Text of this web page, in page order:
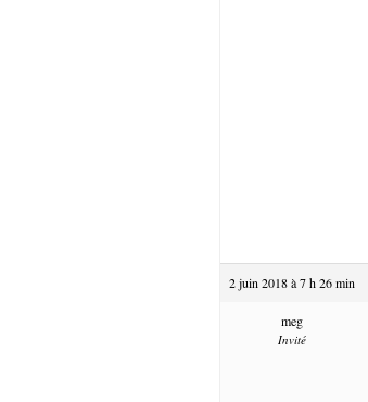
2 juin 2018 à 7 h 26 min
meg
Invité